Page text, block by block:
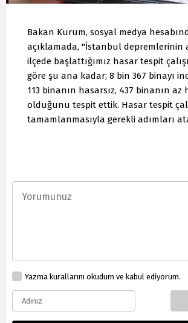
Bakan Kurum, sosyal medya
açıklamada, "İstanbul depremlerinin
ilçede başlattığımız hasar tespit
göre şu ana kadar; 8 bin 367 binayı
113 binanın hasarsız, 437 binanın az
olduğunu tespit ettik. Hasar tespit
tamamlanmasıyla gerekli adımları
Yazma kurallarını okudum ve kabul ediyorum.